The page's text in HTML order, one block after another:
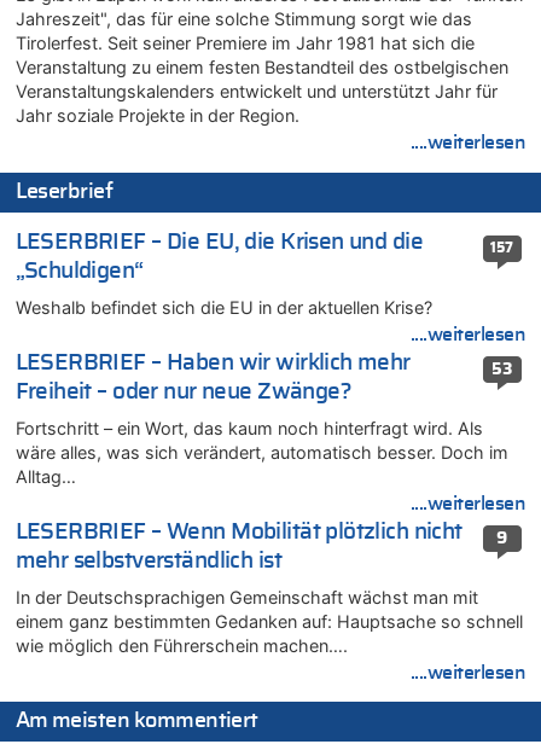
06.08.2026 - 14:11 von Wolfgang zu
Zurück an den Rhein: Hendrich wechselt zum 1. FC Köln
06.08.2026 - 13:59 von Chips zu
Wasserstand des Rheins in NRW so niedrig wie noch nie
06.08.2026 - 13:53 von Frage an den Hondsjong zu
06.08.2026 - 13:34 von Zeitzeuge zu
06.08.2026 - 13:27 von Hubert F. zu
Wasserstand des Rheins in NRW so niedrig wie noch nie
06.08.2026 - 13:20 von Speck für die Mâuse zu
FIFA-Spitze demonstriert Einigkeit trotz Kritik und neuer
Vorwürfe gegen Präsident Gianni Infantino
06.08.2026 - 12:41 von Hugo Egon Bernhard von Sinnen zu
Frau hörte Stimmen aus Haus des verstorbenen Nachbarn
06.08.2026 - 12:36 von Gärlinde zu
Aachen ab 11. August wieder Mekka des Pferdesports –
06.08.2026 - 12:26 von Guido Scholzen zu
Zweite Hitzewelle in diesem Sommer ist jetzt amtlich
06.08.2026 - 12:17 von Sparwasser zu
Zweite Hitzewelle in diesem Sommer ist jetzt amtlich
06.08.2026 - 12:13 von Dax zu
Zweite Hitzewelle in diesem Sommer ist jetzt amtlich
06.08.2026 - 12:13 von Heinz F. zu
Mehrere Menschen in Londons City niedergestochen
Jahreszeit", das für eine solche Stimmung sorgt wie das
Tirolerfest. Seit seiner Premiere im Jahr 1981 hat sich die
Veranstaltung zu einem festen Bestandteil des ostbelgischen
Veranstaltungskalenders entwickelt und unterstützt Jahr für
Jahr soziale Projekte in der Region.
....weiterlesen
Leserbrief
157
LESERBRIEF – Die EU, die Krisen und die
„Schuldigen“
Weshalb befindet sich die EU in der aktuellen Krise?
....weiterlesen
53
LESERBRIEF – Haben wir wirklich mehr
Freiheit – oder nur neue Zwänge?
Fortschritt – ein Wort, das kaum noch hinterfragt wird. Als
wäre alles, was sich verändert, automatisch besser. Doch im
Alltag…
....weiterlesen
9
LESERBRIEF – Wenn Mobilität plötzlich nicht
mehr selbstverständlich ist
In der Deutschsprachigen Gemeinschaft wächst man mit
einem ganz bestimmten Gedanken auf: Hauptsache so schnell
wie möglich den Führerschein machen….
....weiterlesen
Am meisten kommentiert